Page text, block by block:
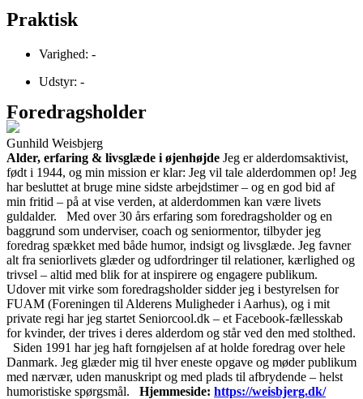
Praktisk
Varighed: -
Udstyr: -
Foredragsholder
Gunhild Weisbjerg
Alder, erfaring & livsglæde i øjenhøjde Jeg er alderdomsaktivist,
født i 1944, og min mission er klar: Jeg vil tale alderdommen op! Jeg
har besluttet at bruge mine sidste arbejdstimer – og en god bid af
min fritid – på at vise verden, at alderdommen kan være livets
guldalder. Med over 30 års erfaring som foredragsholder og en
baggrund som underviser, coach og seniormentor, tilbyder jeg
foredrag spækket med både humor, indsigt og livsglæde. Jeg favner
alt fra seniorlivets glæder og udfordringer til relationer, kærlighed og
trivsel – altid med blik for at inspirere og engagere publikum.
Udover mit virke som foredragsholder sidder jeg i bestyrelsen for
FUAM (Foreningen til Alderens Muligheder i Aarhus), og i mit
private regi har jeg startet Seniorcool.dk – et Facebook-fællesskab
for kvinder, der trives i deres alderdom og står ved den med stolthed.
Siden 1991 har jeg haft fornøjelsen af at holde foredrag over hele
Danmark. Jeg glæder mig til hver eneste opgave og møder publikum
med nærvær, uden manuskript og med plads til afbrydende – helst
humoristiske spørgsmål. Hjemmeside: https://weisbjerg.dk/